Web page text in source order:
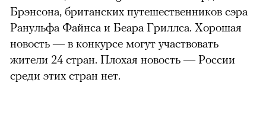
Брэнсона, британских путешественников сэра
Ранульфа Файнса и Беара Гриллса. Хорошая
новость—в конкурсе могут участвовать
жители 24 стран. Плохая новость — России
среди этих стран нет.